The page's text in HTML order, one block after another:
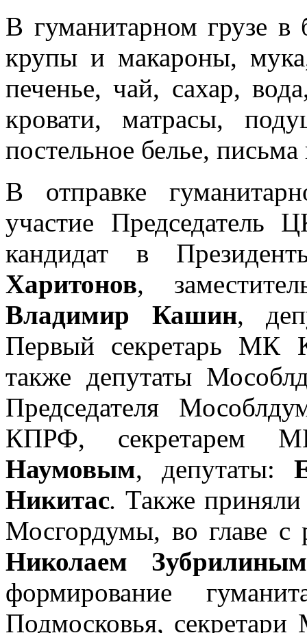
В гуманитарном грузе в
крупы и макароны,
печенье, чай, сахар,
кровати, матрасы,
постельное белье,
В отправке
участие
кандидат в
Харитонов,
Владимир Кашин,
Первый секретарь
также депутаты
Председателя
КПРФ,
Наумовым, депутаты:
Никитас. Также приняли
Мосгордумы, во главе
Николаем Зубрилиным
формирование
Подмосковья,